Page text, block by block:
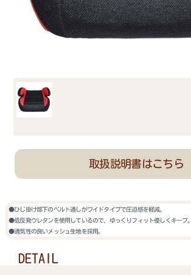
取扱説明書はこちら
●ひじ掛け部下のベルト通しがワイドタイプで圧迫感を軽減。
●低反発ウレタンを使用しているので、ゆっくりフィット優しくキープ。
●通気性の良いメッシュ生地を採用。
DETAIL